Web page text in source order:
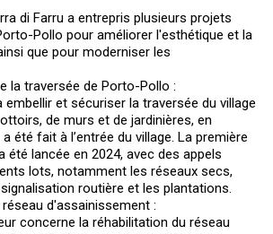
Pollo pour améliorer l'esthétique et la
que pour moderniser les
la traversée de Porto-Pollo :
embellir et sécuriser la traversée du village
de murs et de jardinières, en
été fait à l’entrée du village. La première
été lancée en 2024, avec des appels
lots, notamment les réseaux secs,
routière et les plantations.
d'assainissement :
concerne la réhabilitation du réseau